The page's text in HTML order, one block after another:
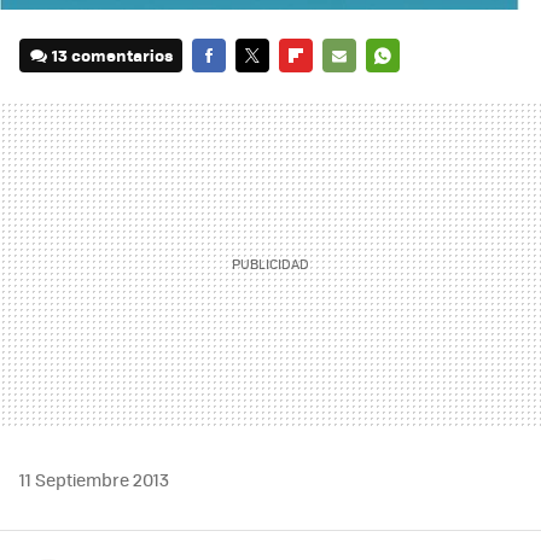
13 comentarios
MAIL
11 Septiembre 2013